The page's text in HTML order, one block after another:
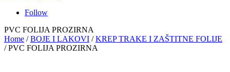
Follow
PVC FOLIJA PROZIRNA
Home /BOJE I LAKOVI /KREP TRAKE I ZAŠTITNE FOLIJE
/ PVC FOLIJA PROZIRNA